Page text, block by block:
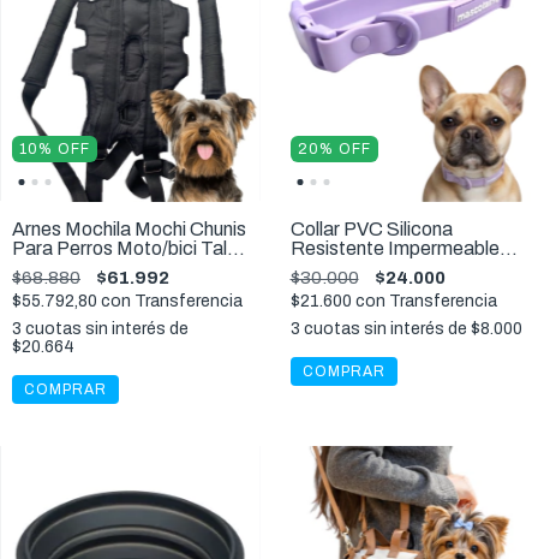
10% OFF
Arnes Mochila Mochi Chunis
Para Perros Moto/bici Talle
M - 3,5 Kg
$68.880 $61.992
$55.792,80 con Transferencia
3 cuotas sin interés de
$20.664
COMPRAR
20% OFF
Collar PVC Silicona
Resistente Impermeable
Premium Violeta S,M,L
$30.000 $24.000
$21.600 con Transferencia
3 cuotas sin interés de $8.000
COMPRAR